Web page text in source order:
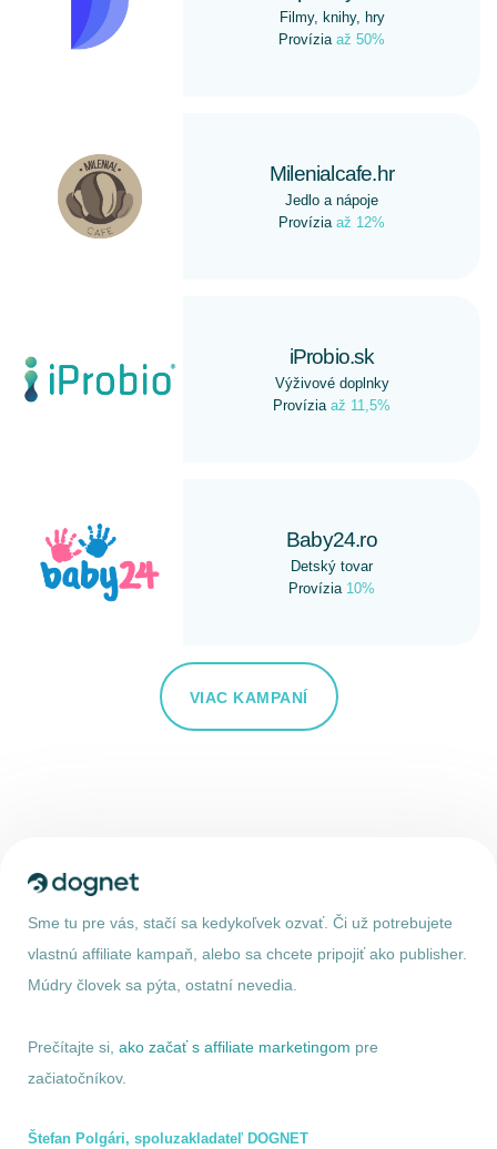
Filmy, knihy, hry
Provízia až 50%
Milenialcafe.hr
Jedlo a nápoje
Provízia až 12%
iProbio.sk
Výživové doplnky
Provízia až 11,5%
Baby24.ro
Detský tovar
Provízia 10%
VIAC KAMPANÍ
Sme tu pre vás, stačí sa kedykoľvek ozvať. Či už potrebujete
vlastnú affiliate kampaň, alebo sa chcete pripojiť ako publisher.
Múdry človek sa pýta, ostatní nevedia.
Prečítajte si, ako začať s affiliate marketingom pre
začiatočníkov.
Štefan Polgári, spoluzakladateľ DOGNET